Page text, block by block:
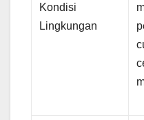
Kondisi
Lingkungan